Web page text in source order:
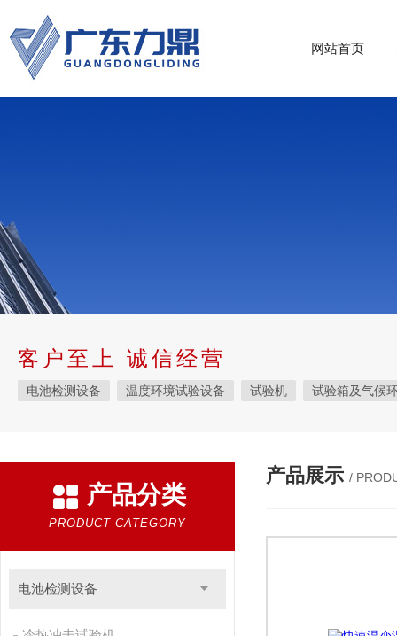
网站首页
客户至上 诚信经营
电池检测设备 温度环境试验设备 试验机 试验箱及气候
产品分类
PRODUCT CATEGORY
电池检测设备
产品展示 /